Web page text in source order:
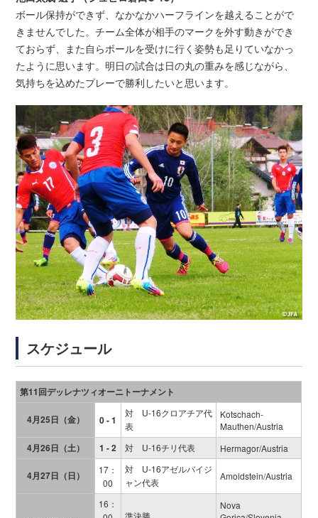
ボール保持ができず、なかなかハーフラインを越えることがで
きませんでした。チーム全体が相手のマークを外す動きができ
ておらず、また自らボールを受けに行く姿勢も足りていなかっ
たように思います。明日の試合は日の丸の重みを感じながら、
気持ちを込めたプレーで勝利したいと思います。
スケジュール
第11回デッレナツィオーニトーナメント
4月25日（金） 0 - 1
対 U-16クロアチア代
表
Kotschach-
Mauthen/Austria
4月26日（土） 1 - 2 対 U-16チリ代表 Hermagor/Austria
4月27日（日）
17：
00
対 U-16アゼルバイジ
ャン代表
Amoldstein/Austria
16：
Nova